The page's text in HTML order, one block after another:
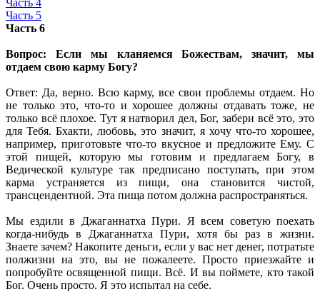
Часть 4
Часть 5
Часть 6
Вопрос: Если мы кланяемся Божествам, значит, мы
отдаем свою карму Богу?
Ответ: Да, верно. Всю карму, все свои проблемы отдаем. Но
не только это, что-то и хорошее должны отдавать тоже, не
только всё плохое. Тут я натворил дел, Бог, забери всё это, это
для Тебя. Бхакти, любовь, это значит, я хочу что-то хорошее,
например, приготовьте что-то вкусное и предложите Ему. С
этой пищей, которую мы готовим и предлагаем Богу, в
Ведической культуре так предписано поступать, при этом
карма устраняется из пищи, она становится чистой,
трансцендентной. Эта пища потом должна распространяться.
Мы ездили в Джаганнатха Пури. Я всем советую поехать
когда-нибудь в Джаганнатха Пури, хотя бы раз в жизни.
Знаете зачем? Накопите деньги, если у вас нет денег, потратьте
полжизни на это, вы не пожалеете. Просто приезжайте и
попробуйте освященной пищи. Всё. И вы поймете, кто такой
Бог. Очень просто. Я это испытал на себе.